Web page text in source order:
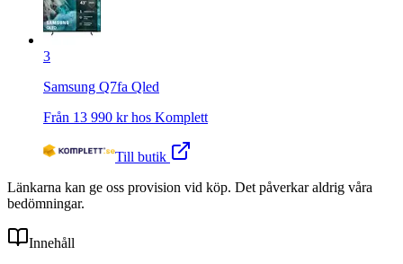
3
Samsung Q7fa Qled
Från 13 990 kr hos Komplett
Till butik
Länkarna kan ge oss provision vid köp. Det påverkar aldrig våra
bedömningar.
Innehåll